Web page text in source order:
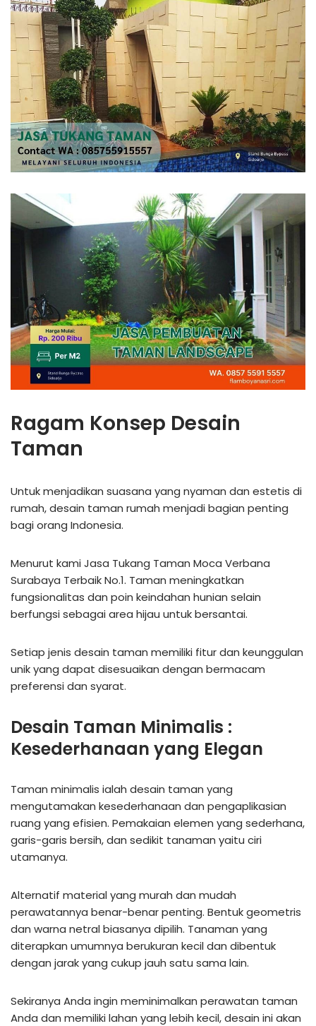
Ragam Konsep Desain
Taman
Untuk menjadikan suasana yang nyaman dan estetis di
rumah, desain taman rumah menjadi bagian penting
bagi orang Indonesia.
Menurut kami Jasa Tukang Taman Moca Verbana
Surabaya Terbaik No.1. Taman meningkatkan
fungsionalitas dan poin keindahan hunian selain
berfungsi sebagai area hijau untuk bersantai.
Setiap jenis desain taman memiliki fitur dan keunggulan
unik yang dapat disesuaikan dengan bermacam
preferensi dan syarat.
Desain Taman Minimalis :
Kesederhanaan yang Elegan
Taman minimalis ialah desain taman yang
mengutamakan kesederhanaan dan pengaplikasian
ruang yang efisien. Pemakaian elemen yang sederhana,
garis-garis bersih, dan sedikit tanaman yaitu ciri
utamanya.
Alternatif material yang murah dan mudah
perawatannya benar-benar penting. Bentuk geometris
dan warna netral biasanya dipilih. Tanaman yang
diterapkan umumnya berukuran kecil dan dibentuk
dengan jarak yang cukup jauh satu sama lain.
Sekiranya Anda ingin meminimalkan perawatan taman
Anda dan memiliki lahan yang lebih kecil, desain ini akan